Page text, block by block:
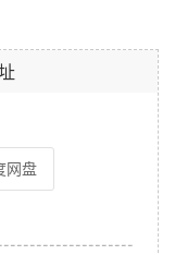
网盘